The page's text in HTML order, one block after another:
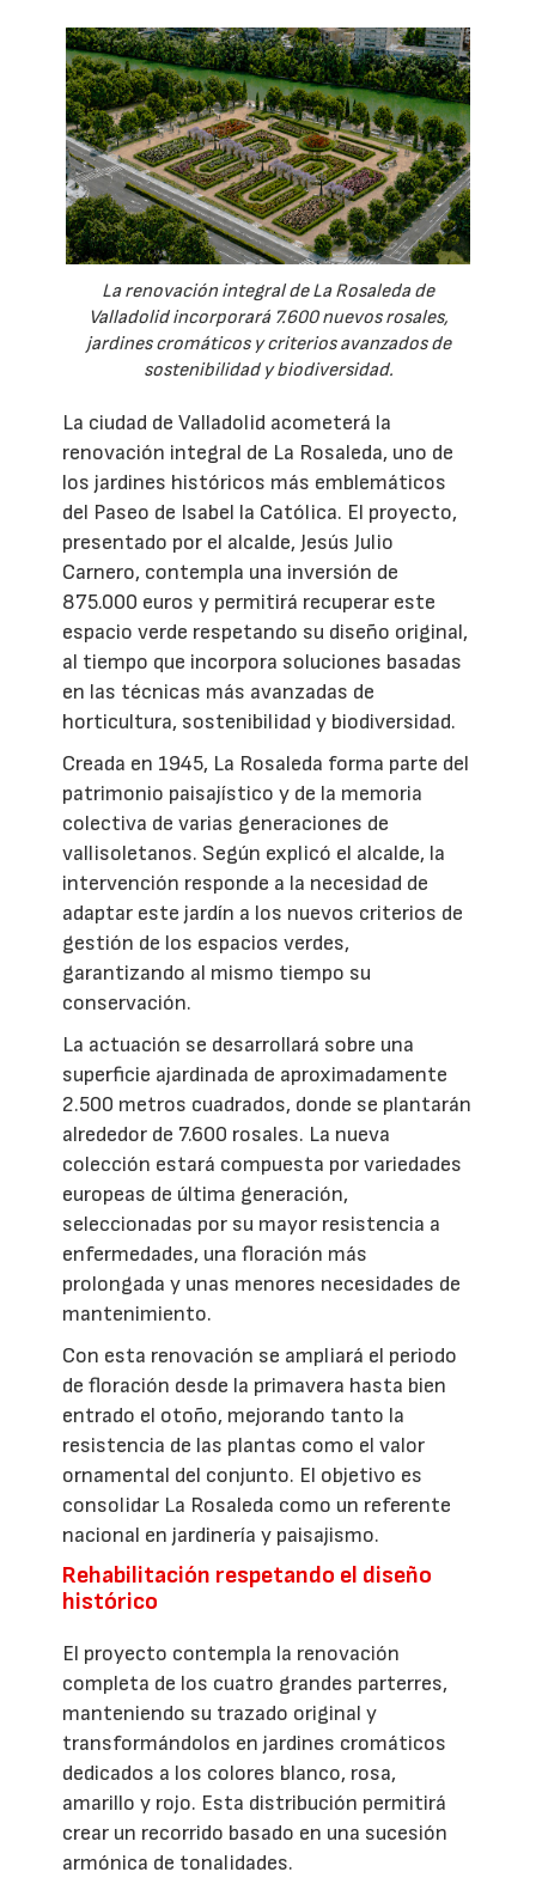
La renovación integral de La Rosaleda de
Valladolid incorporará 7.600 nuevos rosales,
jardines cromáticos y criterios avanzados de
sostenibilidad y biodiversidad.
La ciudad de Valladolid acometerá la
renovación integral de La Rosaleda, uno de
los jardines históricos más emblemáticos
del Paseo de Isabel la Católica. El proyecto,
presentado por el alcalde, Jesús Julio
Carnero, contempla una inversión de
875.000 euros y permitirá recuperar este
espacio verde respetando su diseño original,
al tiempo que incorpora soluciones basadas
en las técnicas más avanzadas de
horticultura, sostenibilidad y biodiversidad.
Creada en 1945, La Rosaleda forma parte del
patrimonio paisajístico y de la memoria
colectiva de varias generaciones de
vallisoletanos. Según explicó el alcalde, la
intervención responde a la necesidad de
adaptar este jardín a los nuevos criterios de
gestión de los espacios verdes,
garantizando al mismo tiempo su
conservación.
La actuación se desarrollará sobre una
superficie ajardinada de aproximadamente
2.500 metros cuadrados, donde se plantarán
alrededor de 7.600 rosales. La nueva
colección estará compuesta por variedades
europeas de última generación,
seleccionadas por su mayor resistencia a
enfermedades, una floración más
prolongada y unas menores necesidades de
mantenimiento.
Con esta renovación se ampliará el periodo
de floración desde la primavera hasta bien
entrado el otoño, mejorando tanto la
resistencia de las plantas como el valor
ornamental del conjunto. El objetivo es
consolidar La Rosaleda como un referente
nacional en jardinería y paisajismo.
Rehabilitación respetando el diseño
histórico
El proyecto contempla la renovación
completa de los cuatro grandes parterres,
manteniendo su trazado original y
transformándolos en jardines cromáticos
dedicados a los colores blanco, rosa,
amarillo y rojo. Esta distribución permitirá
crear un recorrido basado en una sucesión
armónica de tonalidades.